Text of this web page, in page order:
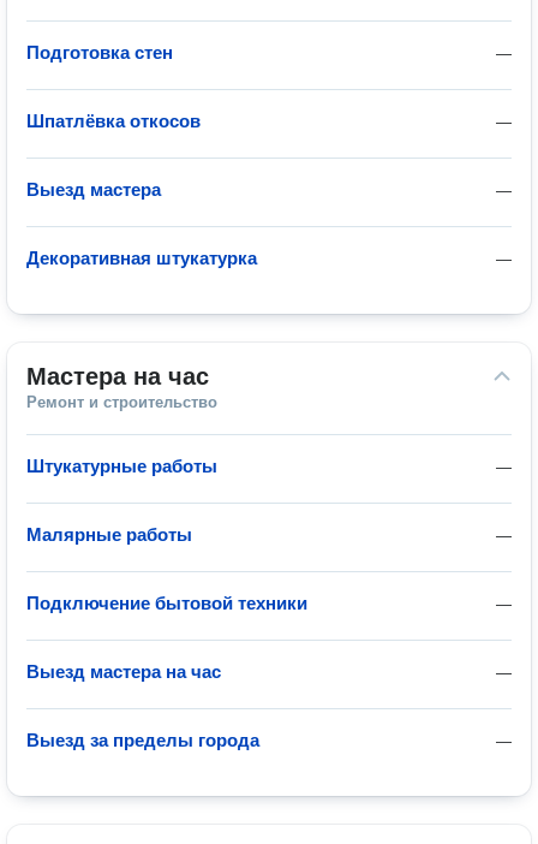
—
Подготовка стен
—
Шпатлёвка откосов
—
Выезд мастера
—
Декоративная штукатурка
Мастера на час
Ремонт и строительство
—
Штукатурные работы
—
Малярные работы
—
Подключение бытовой техники
—
Выезд мастера на час
—
Выезд за пределы города